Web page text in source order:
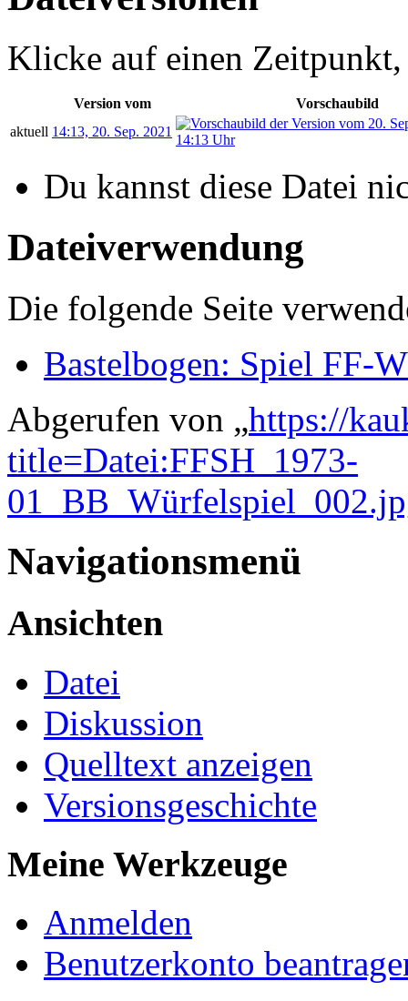
Klicke auf einen Zeitpunkt,
Version vom
Vorschaubild
aktuell 14:13, 20. Sep. 2021
Du kannst diese Datei
Dateiverwendung
Die folgende Seite
Bastelbogen: Spiel FF-
Abgerufen von „https://
title=Datei:FFSH_1973-
Navigationsmenü
Ansichten
Datei
Diskussion
Quelltext anzeigen
Versionsgeschichte
Meine Werkzeuge
Anmelden
Benutzerkonto